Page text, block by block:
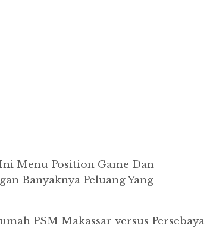
Menu Position Game Dan
Banyaknya Peluang Yang
PSM Makassar versus Persebaya